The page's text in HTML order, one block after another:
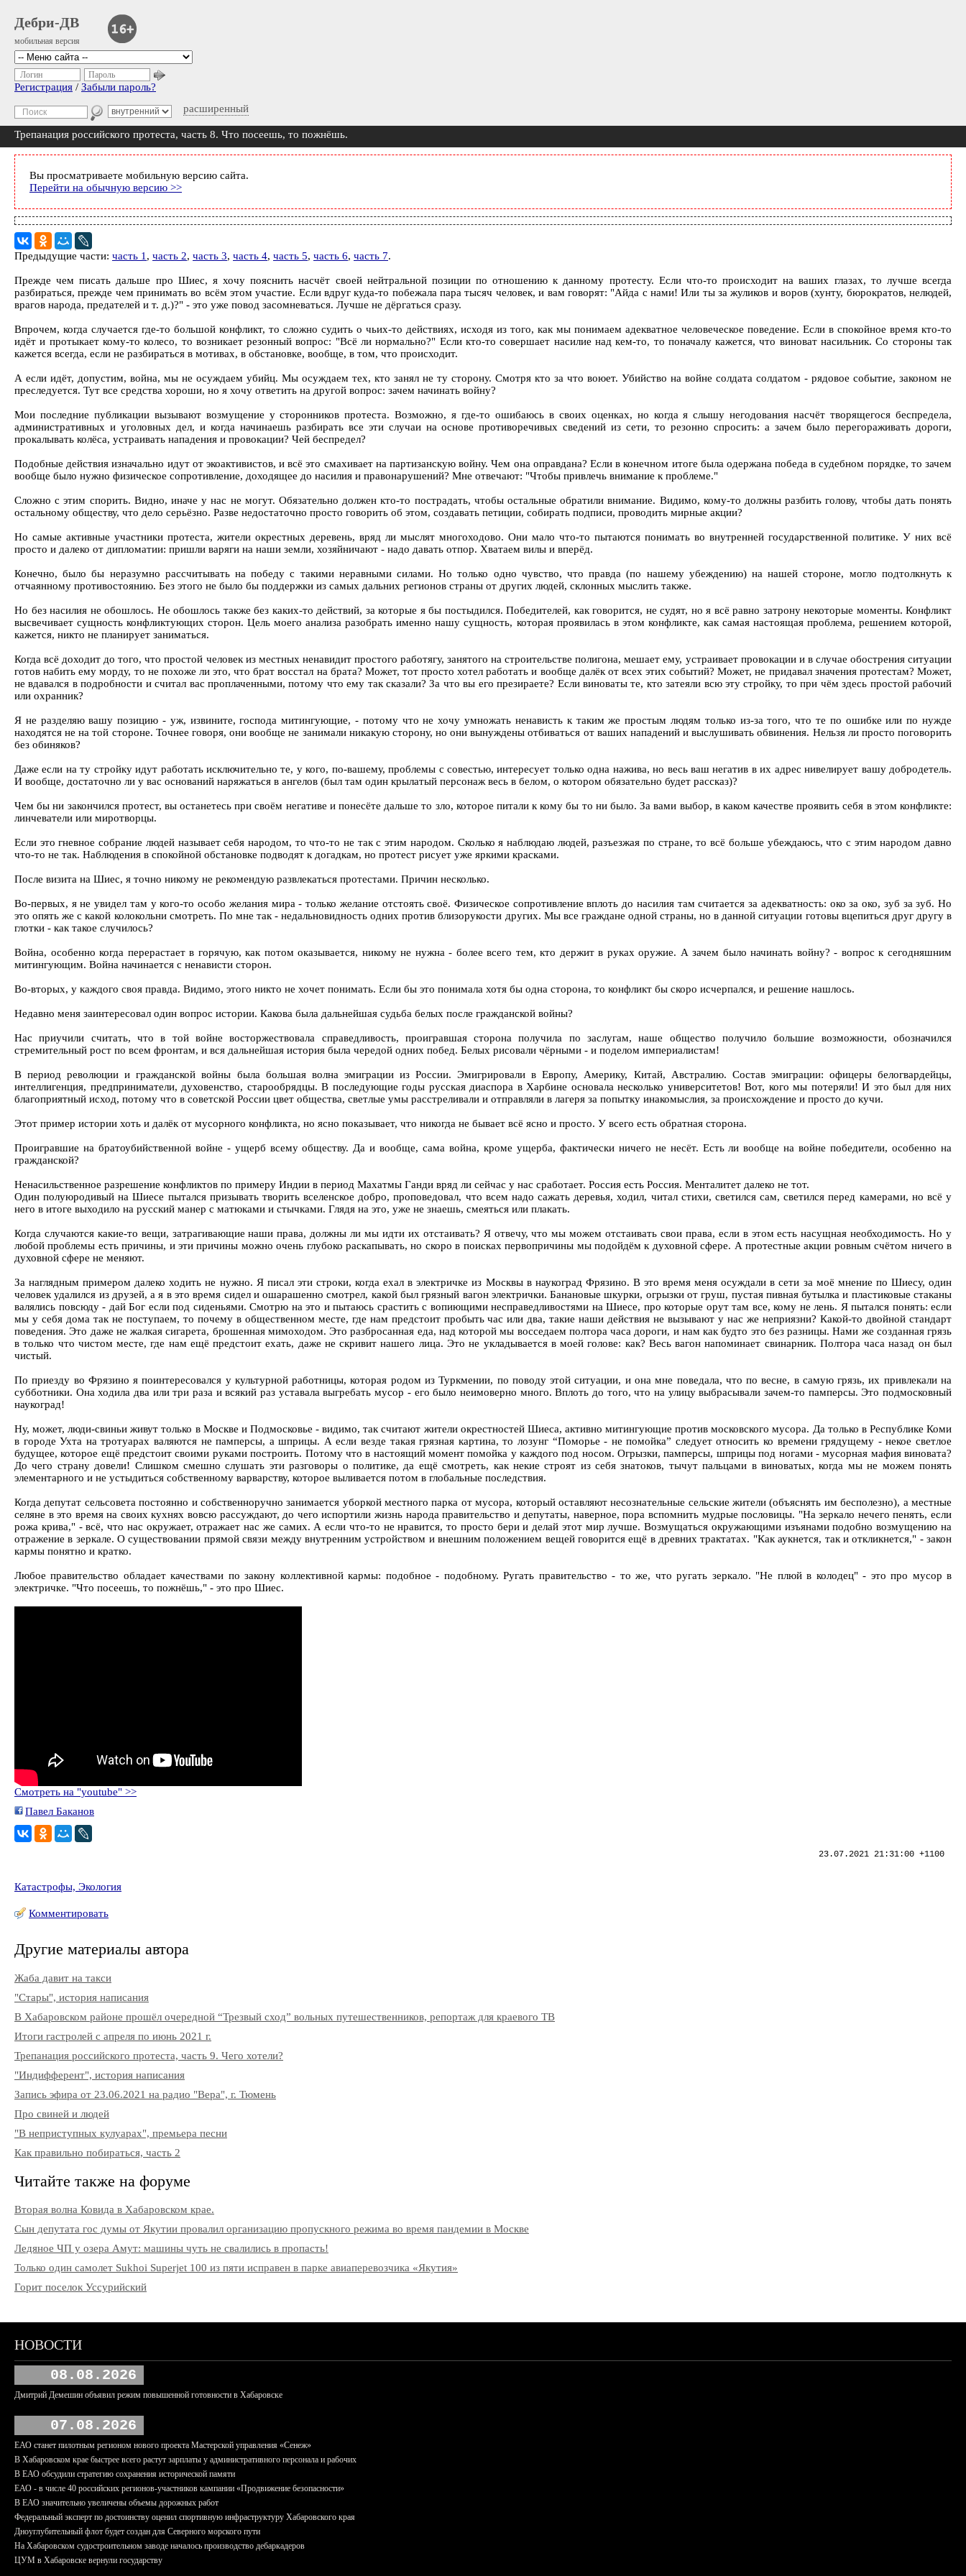
Дебри-ДВ
мобильная версия
расширенный
Логин Пароль
Регистрация / Забыли пароль?
Трепанация российского протеста, часть 8. Что посеешь, то пожнёшь.
Вы просматриваете мобильную версию сайта.
Перейти на обычную версию >>
Предыдущие части: часть 1 , часть 2, часть 3, часть 4, часть 5, часть 6, часть 7.
Прежде чем писать дальше про Шиес, я хочу пояснить насчёт своей нейтральной позиции по отношению к данному протесту. Если что-то происходит на ваших глазах, то лучше всегда
разбираться, прежде чем принимать во всём этом участие. Если вдруг куда-то побежала пара тысяч человек, и вам говорят: "Айда с нами! Или ты за жуликов и воров (хунту, бюрократов, нелюдей,
врагов народа, предателей и т. д.)?" - это уже повод засомневаться. Лучше не дёргаться сразу.
Впрочем, когда случается где-то большой конфликт, то сложно судить о чьих-то действиях, исходя из того, как мы понимаем адекватное человеческое поведение. Если в спокойное время кто-то
идёт и протыкает кому-то колесо, то возникает резонный вопрос: "Всё ли нормально?" Если кто-то совершает насилие над кем-то, то поначалу кажется, что виноват насильник. Со стороны так
кажется всегда, если не разбираться в мотивах, в обстановке, вообще, в том, что происходит.
А если идёт, допустим, война, мы не осуждаем убийц. Мы осуждаем тех, кто занял не ту сторону. Смотря кто за что воюет. Убийство на войне солдата солдатом - рядовое событие, законом не
преследуется. Тут все средства хороши, но я хочу ответить на другой вопрос: зачем начинать войну?
Мои последние публикации вызывают возмущение у сторонников протеста. Возможно, я где-то ошибаюсь в своих оценках, но когда я слышу негодования насчёт творящегося беспредела,
административных и уголовных дел, и когда начинаешь разбирать все эти случаи на основе противоречивых сведений из сети, то резонно спросить: а зачем было перегораживать дороги,
прокалывать колёса, устраивать нападения и провокации? Чей беспредел?
Подобные действия изначально идут от экоактивистов, и всё это смахивает на партизанскую войну. Чем она оправдана? Если в конечном итоге была одержана победа в судебном порядке, то зачем
вообще было нужно физическое сопротивление, доходящее до насилия и правонарушений? Мне отвечают: "Чтобы привлечь внимание к проблеме."
Сложно с этим спорить. Видно, иначе у нас не могут. Обязательно должен кто-то пострадать, чтобы остальные обратили внимание. Видимо, кому-то должны разбить голову, чтобы дать понять
остальному обществу, что дело серьёзно. Разве недостаточно просто говорить об этом, создавать петиции, собирать подписи, проводить мирные акции?
Но самые активные участники протеста, жители окрестных деревень, вряд ли мыслят многоходово. Они мало что-то пытаются понимать во внутренней государственной политике. У них всё
просто и далеко от дипломатии: пришли варяги на наши земли, хозяйничают - надо давать отпор. Хватаем вилы и вперёд.
Конечно, было бы неразумно рассчитывать на победу с такими неравными силами. Но только одно чувство, что правда (по нашему убеждению) на нашей стороне, могло подтолкнуть к
отчаянному противостоянию. Без этого не было бы поддержки из самых дальних регионов страны от других людей, склонных мыслить также.
Но без насилия не обошлось. Не обошлось также без каких-то действий, за которые я бы постыдился. Победителей, как говорится, не судят, но я всё равно затрону некоторые моменты. Конфликт
высвечивает сущность конфликтующих сторон. Цель моего анализа разобрать именно нашу сущность, которая проявилась в этом конфликте, как самая настоящая проблема, решением которой,
кажется, никто не планирует заниматься.
Когда всё доходит до того, что простой человек из местных ненавидит простого работягу, занятого на строительстве полигона, мешает ему, устраивает провокации и в случае обострения ситуации
готов набить ему морду, то не похоже ли это, что брат восстал на брата? Может, тот просто хотел работать и вообще далёк от всех этих событий? Может, не придавал значения протестам? Может,
не вдавался в подробности и считал вас проплаченными, потому что ему так сказали? За что вы его презираете? Если виноваты те, кто затеяли всю эту стройку, то при чём здесь простой рабочий
или охранник?
Я не разделяю вашу позицию - уж, извините, господа митингующие, - потому что не хочу умножать ненависть к таким же простым людям только из-за того, что те по ошибке или по нужде
находятся не на той стороне. Точнее говоря, они вообще не занимали никакую сторону, но они вынуждены отбиваться от ваших нападений и выслушивать обвинения. Нельзя ли просто поговорить
без обиняков?
Даже если на ту стройку идут работать исключительно те, у кого, по-вашему, проблемы с совестью, интересует только одна нажива, но весь ваш негатив в их адрес нивелирует вашу добродетель.
И вообще, достаточно ли у вас оснований наряжаться в ангелов (был там один крылатый персонаж весь в белом, о котором обязательно будет рассказ)?
Чем бы ни закончился протест, вы останетесь при своём негативе и понесёте дальше то зло, которое питали к кому бы то ни было. За вами выбор, в каком качестве проявить себя в этом конфликте:
линчеватели или миротворцы.
Если это гневное собрание людей называет себя народом, то что-то не так с этим народом. Сколько я наблюдаю людей, разъезжая по стране, то всё больше убеждаюсь, что с этим народом давно
что-то не так. Наблюдения в спокойной обстановке подводят к догадкам, но протест рисует уже яркими красками.
После визита на Шиес, я точно никому не рекомендую развлекаться протестами. Причин несколько.
Во-первых, я не увидел там у кого-то особо желания мира - только желание отстоять своё. Физическое сопротивление вплоть до насилия там считается за адекватность: око за око, зуб за зуб. Но
это опять же с какой колокольни смотреть. По мне так - недальновидность одних против близорукости других. Мы все граждане одной страны, но в данной ситуации готовы вцепиться друг другу в
глотки - как такое случилось?
Война, особенно когда перерастает в горячую, как потом оказывается, никому не нужна - более всего тем, кто держит в руках оружие. А зачем было начинать войну? - вопрос к сегодняшним
митингующим. Война начинается с ненависти сторон.
Во-вторых, у каждого своя правда. Видимо, этого никто не хочет понимать. Если бы это понимала хотя бы одна сторона, то конфликт бы скоро исчерпался, и решение нашлось.
Недавно меня заинтересовал один вопрос истории. Какова была дальнейшая судьба белых после гражданской войны?
Нас приучили считать, что в той войне восторжествовала справедливость, проигравшая сторона получила по заслугам, наше общество получило большие возможности, обозначился
стремительный рост по всем фронтам, и вся дальнейшая история была чередой одних побед. Белых рисовали чёрными - и поделом империалистам!
В период революции и гражданской войны была большая волна эмиграции из России. Эмигрировали в Европу, Америку, Китай, Австралию. Состав эмиграции: офицеры белогвардейцы,
интеллигенция, предприниматели, духовенство, старообрядцы. В последующие годы русская диаспора в Харбине основала несколько университетов! Вот, кого мы потеряли! И это был для них
благоприятный исход, потому что в советской России цвет общества, светлые умы расстреливали и отправляли в лагеря за попытку инакомыслия, за происхождение и просто до кучи.
Этот пример истории хоть и далёк от мусорного конфликта, но ясно показывает, что никогда не бывает всё ясно и просто. У всего есть обратная сторона.
Проигравшие на братоубийственной войне - ущерб всему обществу. Да и вообще, сама война, кроме ущерба, фактически ничего не несёт. Есть ли вообще на войне победители, особенно на
гражданской?
Ненасильственное разрешение конфликтов по примеру Индии в период Махатмы Ганди вряд ли сейчас у нас сработает. Россия есть Россия. Менталитет далеко не тот.
Один полуюродивый на Шиесе пытался призывать творить вселенское добро, проповедовал, что всем надо сажать деревья, ходил, читал стихи, светился сам, светился перед камерами, но всё у
него в итоге выходило на русский манер с матюками и стычками. Глядя на это, уже не знаешь, смеяться или плакать.
Когда случаются какие-то вещи, затрагивающие наши права, должны ли мы идти их отстаивать? Я отвечу, что мы можем отстаивать свои права, если в этом есть насущная необходимость. Но у
любой проблемы есть причины, и эти причины можно очень глубоко раскапывать, но скоро в поисках первопричины мы подойдём к духовной сфере. А протестные акции ровным счётом ничего в
духовной сфере не меняют.
За наглядным примером далеко ходить не нужно. Я писал эти строки, когда ехал в электричке из Москвы в наукоград Фрязино. В это время меня осуждали в сети за моё мнение по Шиесу, один
человек удалился из друзей, а я в это время сидел и ошарашенно смотрел, какой был грязный вагон электрички. Банановые шкурки, огрызки от груш, пустая пивная бутылка и пластиковые стаканы
валялись повсюду - дай Бог если под сиденьями. Смотрю на это и пытаюсь срастить с вопиющими несправедливостями на Шиесе, про которые орут там все, кому не лень. Я пытался понять: если
мы у себя дома так не поступаем, то почему в общественном месте, где нам предстоит пробыть час или два, такие наши действия не вызывают у нас же неприязни? Какой-то двойной стандарт
поведения. Это даже не жалкая сигарета, брошенная мимоходом. Это разбросанная еда, над которой мы восседаем полтора часа дороги, и нам как будто это без разницы. Нами же созданная грязь
в только что чистом месте, где нам ещё предстоит ехать, даже не скривит нашего лица. Это не укладывается в моей голове: как? Весь вагон напоминает свинарник. Полтора часа назад он был
чистый.
По приезду во Фрязино я поинтересовался у культурной работницы, которая родом из Туркмении, по поводу этой ситуации, и она мне поведала, что по весне, в самую грязь, их привлекали на
субботники. Она ходила два или три раза и всякий раз уставала выгребать мусор - его было неимоверно много. Вплоть до того, что на улицу выбрасывали зачем-то памперсы. Это подмосковный
наукоград!
Ну, может, люди-свиньи живут только в Москве и Подмосковье - видимо, так считают жители окрестностей Шиеса, активно митингующие против московского мусора. Да только в Республике Коми
в городе Ухта на тротуарах валяются не памперсы, а шприцы. А если везде такая грязная картина, то лозунг “Поморье - не помойка” следует относить ко времени грядущему - некое светлое
будущее, которое ещё предстоит своими руками построить. Потому что в настоящий момент помойка у каждого под носом. Огрызки, памперсы, шприцы под ногами - мусорная мафия виновата?
До чего страну довели! Слишком смешно слушать эти разговоры о политике, да ещё смотреть, как некие строят из себя знатоков, тычут пальцами в виноватых, когда мы не можем понять
элементарного и не устыдиться собственному варварству, которое выливается потом в глобальные последствия.
Когда депутат сельсовета постоянно и собственноручно занимается уборкой местного парка от мусора, который оставляют несознательные сельские жители (объяснять им бесполезно), а местные
селяне в это время на своих кухнях вовсю рассуждают, до чего испортили жизнь народа правительство и депутаты, наверное, пора вспомнить мудрые пословицы. "На зеркало нечего пенять, если
рожа крива," - всё, что нас окружает, отражает нас же самих. А если что-то не нравится, то просто бери и делай этот мир лучше. Возмущаться окружающими изъянами подобно возмущению на
отражение в зеркале. О существовании прямой связи между внутренним устройством и внешним положением вещей говорится ещё в древних трактатах. "Как аукнется, так и откликнется," - закон
кармы понятно и кратко.
Любое правительство обладает качествами по закону коллективной кармы: подобное - подобному. Ругать правительство - то же, что ругать зеркало. "Не плюй в колодец" - это про мусор в
электричке. "Что посеешь, то пожнёшь," - это про Шиес.
Смотреть на "youtube" >>
Павел Баканов
23.07.2021 21:31:00 +1100
Катастрофы, Экология
Комментировать
Другие материалы автора
Жаба давит на такси
"Стары", история написания
В Хабаровском районе прошёл очередной “Трезвый сход” вольных путешественников, репортаж для краевого ТВ
Итоги гастролей с апреля по июнь 2021 г.
Трепанация российского протеста, часть 9. Чего хотели?
"Индифферент", история написания
Запись эфира от 23.06.2021 на радио "Вера", г. Тюмень
Про свиней и людей
"В неприступных кулуарах", премьера песни
Как правильно побираться, часть 2
Читайте также на форуме
Вторая волна Ковида в Хабаровском крае.
Сын депутата гос думы от Якутии провалил организацию пропускного режима во время пандемии в Москве
Ледяное ЧП у озера Амут: машины чуть не свалились в пропасть!
Только один самолет Sukhoi Superjet 100 из пяти исправен в парке авиаперевозчика «Якутия»
Горит поселок Уссурийский
НОВОСТИ
08.08.2026
Дмитрий Демешин объявил режим повышенной готовности в Хабаровске
07.08.2026
ЕАО станет пилотным регионом нового проекта Мастерской управления «Сенеж»
В Хабаровском крае быстрее всего растут зарплаты у административного персонала и рабочих
В ЕАО обсудили стратегию сохранения исторической памяти
ЕАО - в числе 40 российских регионов-участников кампании «Продвижение безопасности»
В ЕАО значительно увеличены объемы дорожных работ
Федеральный эксперт по достоинству оценил спортивную инфраструктуру Хабаровского края
Дноуглубительный флот будет создан для Северного морского пути
На Хабаровском судостроительном заводе началось производство дебаркадеров
ЦУМ в Хабаровске вернули государству